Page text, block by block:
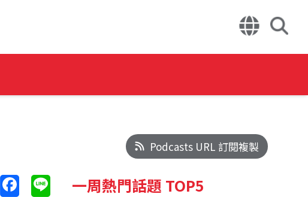
Podcasts URL 訂閱複製
一周熱門話題 TOP5